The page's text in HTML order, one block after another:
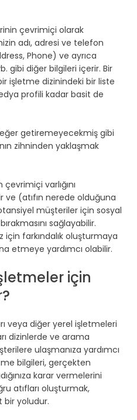
çevrimiçi olarak
adı, adresi ve telefon
Phone) ve ayrıca
gibi diğer bilgileri içerir. Bir
işletme dizinindeki bir liste
profili kadar basit de
getiremeyecekmiş gibi
zihninden yaklaşmak
varlığını
ve (atıfın nerede olduğuna
müşteriler için sosyal
sağlayabilir.
için farkındalık oluşturmaya
etmeye yardımcı olabilir.
için
veya diğer yerel işletmeleri
dizinlerde ve arama
ulaşmanıza yardımcı
bilgileri, gerçekten
karar vermelerini
atıfları oluşturmak,
bir yoludur.